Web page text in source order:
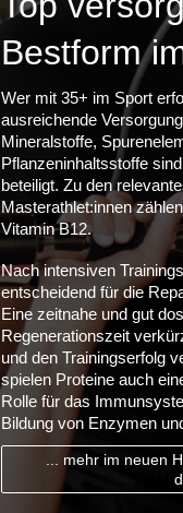
Bestform
Wer mit 35+ im Sport
ausreichende
Mineralstoffe,
Pflanzeninhaltsstoffe
beteiligt. Zu den
Masterathlet:innen
Vitamin B12.
Nach intensiven
entscheidend für die
Eine zeitnahe und gut
Regenerationszeit
und den Trainingserfolg
spielen Proteine auch
Rolle für das
Bildung von Enzymen
... mehr im neuen